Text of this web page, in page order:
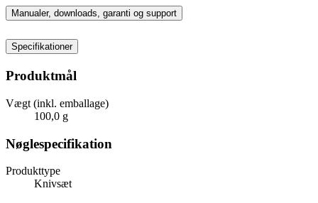
Manualer, downloads, garanti og support
Specifikationer
Produktmål
Vægt (inkl. emballage)
100,0 g
Nøglespecifikation
Produkttype
Knivsæt